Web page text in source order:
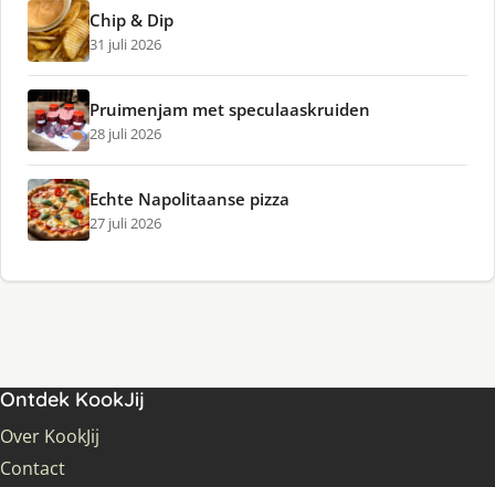
Chip & Dip
31 juli 2026
Pruimenjam met speculaaskruiden
28 juli 2026
Echte Napolitaanse pizza
27 juli 2026
Ontdek KookJij
Over KookJij
Contact